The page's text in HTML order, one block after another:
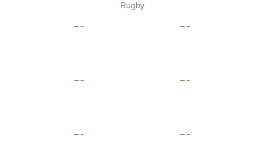
Rugby